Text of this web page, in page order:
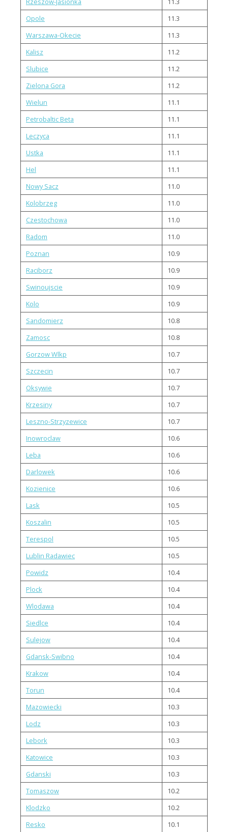
Opole
11.3
Warszawa-Okecie
11.3
Kalisz
11.2
Slubice
11.2
Zielona Gora
11.2
Wielun
11.1
Petrobaltic Beta
11.1
Leczyca
11.1
Ustka
11.1
Hel
11.1
Nowy Sacz
11.0
Kolobrzeg
11.0
Czestochowa
11.0
Radom
11.0
Poznan
10.9
Raciborz
10.9
Swinoujscie
10.9
Kolo
10.9
Sandomierz
10.8
Zamosc
10.8
Gorzow Wlkp
10.7
Szczecin
10.7
Oksywie
10.7
Krzesiny
10.7
Leszno-Strzyzewice
10.7
Inowroclaw
10.6
Leba
10.6
Darlowek
10.6
Kozienice
10.6
Lask
10.5
Koszalin
10.5
Terespol
10.5
Lublin Radawiec
10.5
Powidz
10.4
Plock
10.4
Wlodawa
10.4
Siedlce
10.4
Sulejow
10.4
Gdansk-Swibno
10.4
Krakow
10.4
Torun
10.4
Mazowiecki
10.3
Lodz
10.3
Lebork
10.3
Katowice
10.3
Gdanski
10.3
Tomaszow
10.2
Klodzko
10.2
Resko
10.1